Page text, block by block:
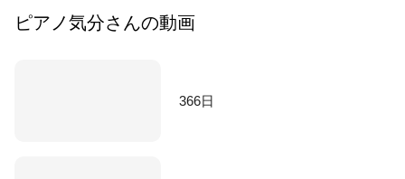
ピアノ気分さんの動画
366日